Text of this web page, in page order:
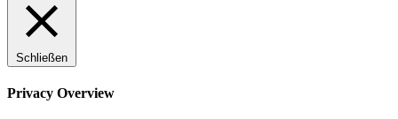
Schließen
Privacy Overview